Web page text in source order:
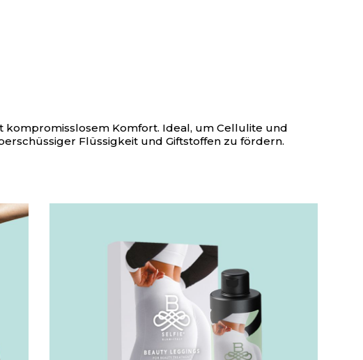
kompromisslosem Komfort. Ideal, um Cellulite und
Flüssigkeit und Giftstoffen zu fördern.